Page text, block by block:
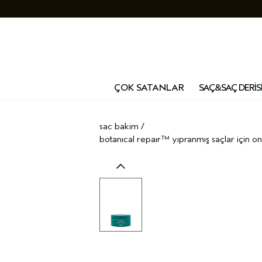
ÇOK SATANLAR SAÇ&SAÇ DERİSİ
sac bakim /
botanical repair™ yipranmiş saçlar i̇çi̇n